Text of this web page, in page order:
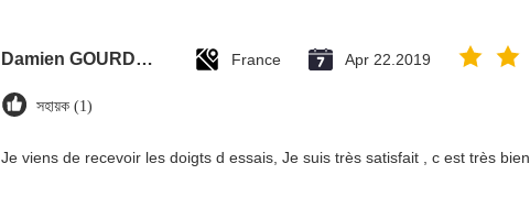
Damien GOURDAIN France Apr 22.2019
সহায়ক (1)
Je viens de recevoir les doigts d essais, Je suis très satisfait , c est très bien